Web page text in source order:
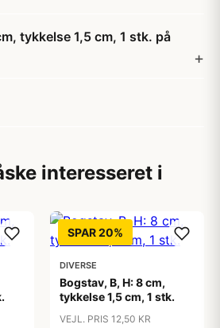
tykkelse 1,5 cm, 1 stk. på
interesseret i
SPAR 20%
DIVERSE
Bogstav, B, H: 8 cm,
tykkelse 1,5 cm, 1 stk.
VEJL. PRIS 12,50 KR